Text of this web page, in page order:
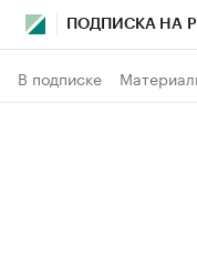
ПОДПИСКА НА
В подписке